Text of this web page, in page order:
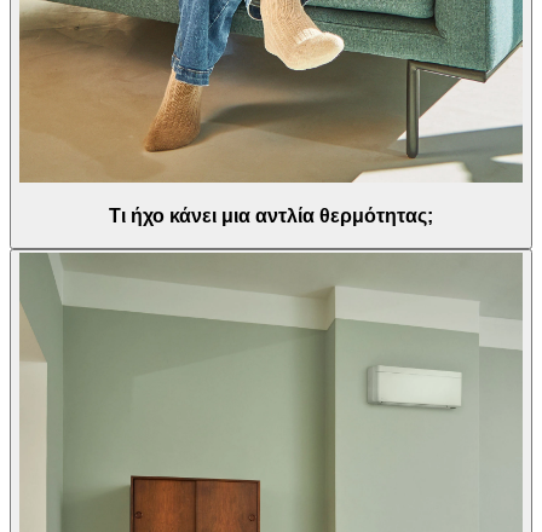
Τι ήχο κάνει μια αντλία θερμότητας;